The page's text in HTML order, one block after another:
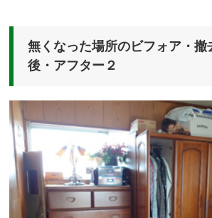
無くなった場所のビフォア・撤
後・アフター２